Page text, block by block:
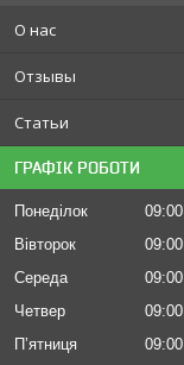
О нас
Отзывы
Статьи
ГРАФІК РОБОТИ
Понеділок 09:00
Вівторок
09:00
Середа
09:00
Четвер
09:00
Пʼятниця
09:00